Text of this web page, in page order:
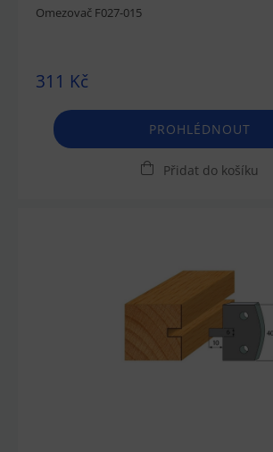
Omezovač F027-015
311 Kč
PROHLÉDNOUT
Přidat do košíku